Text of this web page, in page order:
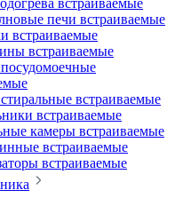
встраиваемые
печи встраиваемые
встраиваемые
встраиваемые
встраиваемые
встраиваемые
камеры встраиваемые
встраиваемые
встраиваемые